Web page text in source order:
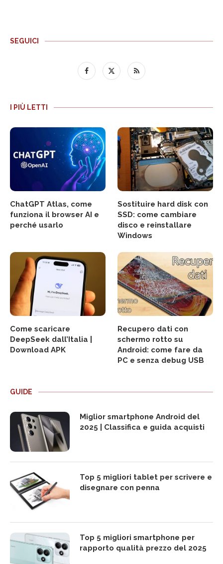
SEGUICI
I PIÙ LETTI
ChatGPT Atlas, come
funziona il browser AI e
perché usarlo
Sostituire hard disk con
SSD: come cambiare
disco e reinstallare
Windows
Come scaricare
DeepSeek dall’Italia |
Download APK
Recupero dati con
schermo rotto su
Android: come fare da
PC e senza debug USB
GUIDE
Miglior smartphone Android del
2025 | Classifica e guida acquisti
Top 5 migliori tablet per scrivere e
disegnare con penna
Top 5 migliori smartphone per
rapporto qualità prezzo del 2025